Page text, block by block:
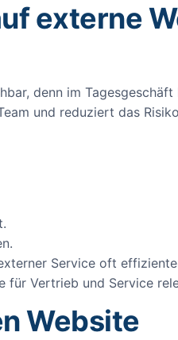
externe
denn im Tagesgeschäft
und reduziert das
Service oft
für Vertrieb und Service
Website